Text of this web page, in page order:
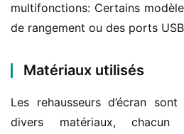
multifonctions: Certains
de rangement ou des ports
Matériaux utilisés
Les rehausseurs d’écran
divers matériaux,